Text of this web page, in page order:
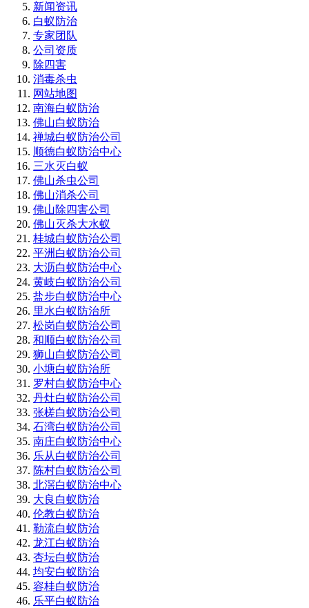
新闻资讯
白蚁防治
专家团队
公司资质
除四害
消毒杀虫
网站地图
南海白蚁防治
佛山白蚁防治
禅城白蚁防治公司
顺德白蚁防治中心
三水灭白蚁
佛山杀虫公司
佛山消杀公司
佛山除四害公司
佛山灭杀大水蚁
桂城白蚁防治公司
平洲白蚁防治公司
大沥白蚁防治中心
黄岐白蚁防治公司
盐步白蚁防治中心
里水白蚁防治所
松岗白蚁防治公司
和顺白蚁防治公司
狮山白蚁防治公司
小塘白蚁防治所
罗村白蚁防治中心
丹灶白蚁防治公司
张槎白蚁防治公司
石湾白蚁防治公司
南庄白蚁防治中心
乐从白蚁防治公司
陈村白蚁防治公司
北滘白蚁防治中心
大良白蚁防治
伦教白蚁防治
勒流白蚁防治
龙江白蚁防治
杏坛白蚁防治
均安白蚁防治
容桂白蚁防治
乐平白蚁防治